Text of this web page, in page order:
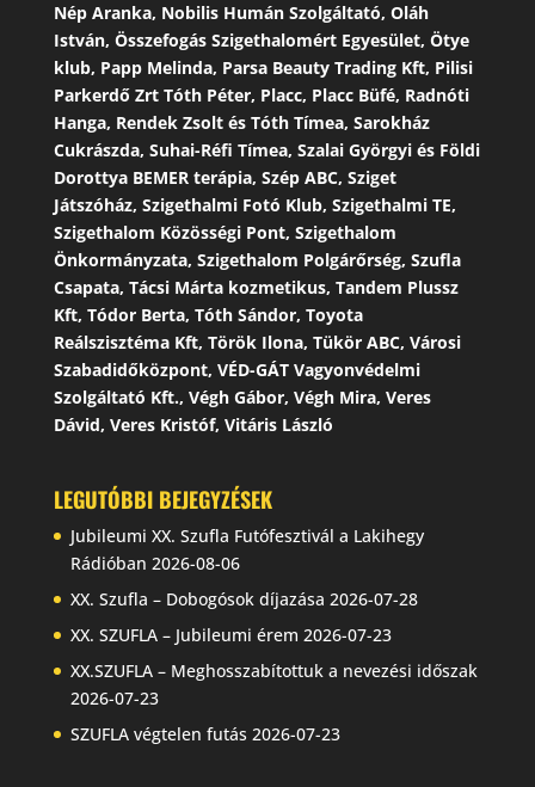
Nép Aranka, Nobilis Humán Szolgáltató, Oláh
István, Összefogás Szigethalomért Egyesület, Ötye
klub, Papp Melinda, Parsa Beauty Trading Kft, Pilisi
Parkerdő Zrt Tóth Péter, Placc, Placc Büfé, Radnóti
Hanga, Rendek Zsolt és Tóth Tímea, Sarokház
Cukrászda, Suhai-Réfi Tímea, Szalai Györgyi és Földi
Dorottya BEMER terápia, Szép ABC, Sziget
Játszóház, Szigethalmi Fotó Klub, Szigethalmi TE,
Szigethalom Közösségi Pont, Szigethalom
Önkormányzata, Szigethalom Polgárőrség, Szufla
Csapata, Tácsi Márta kozmetikus, Tandem Plussz
Kft, Tódor Berta, Tóth Sándor, Toyota
Reálszisztéma Kft, Török Ilona, Tükör ABC, Városi
Szabadidőközpont, VÉD-GÁT Vagyonvédelmi
Szolgáltató Kft., Végh Gábor, Végh Mira, Veres
Dávid, Veres Kristóf, Vitáris László
LEGUTÓBBI BEJEGYZÉSEK
Jubileumi XX. Szufla Futófesztivál a Lakihegy
Rádióban 2026-08-06
XX. Szufla – Dobogósok díjazása 2026-07-28
XX. SZUFLA – Jubileumi érem 2026-07-23
XX.SZUFLA – Meghosszabítottuk a nevezési időszak
2026-07-23
SZUFLA végtelen futás 2026-07-23